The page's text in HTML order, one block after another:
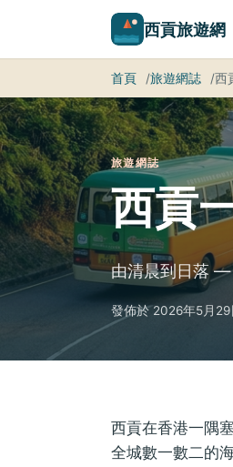
西貢旅遊網
首頁 旅遊網誌 西
旅遊網誌
西貢
由清晨到日落 —
發佈於 2026年5月29
西貢在香港一隅
全城數一數二的